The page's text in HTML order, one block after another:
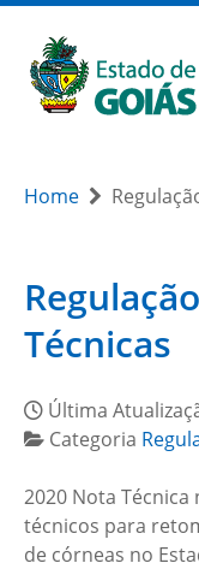
Home
Técnicas
Última
Categoria
2020 Nota Técnica
técnicos para
de córneas no